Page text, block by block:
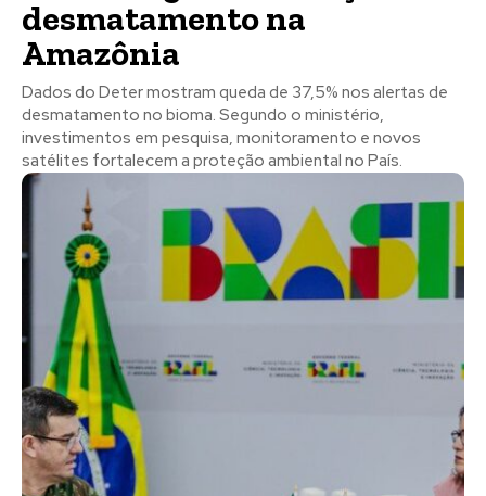
desmatamento na
Amazônia
Dados do Deter mostram queda de 37,5% nos alertas de
desmatamento no bioma. Segundo o ministério,
investimentos em pesquisa, monitoramento e novos
satélites fortalecem a proteção ambiental no País.